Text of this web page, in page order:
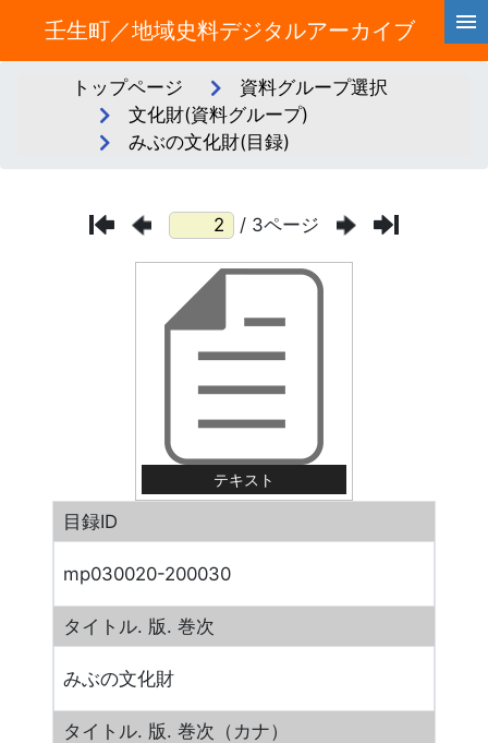
壬生町／地域史料デジタルアーカイブ
トップページ
資料グループ選択
文化財(資料グループ)
みぶの文化財(目録)
/ 3ページ
テキスト
目録ID
mp030020-200030
タイトル. 版. 巻次
みぶの文化財
タイトル. 版. 巻次（カナ）